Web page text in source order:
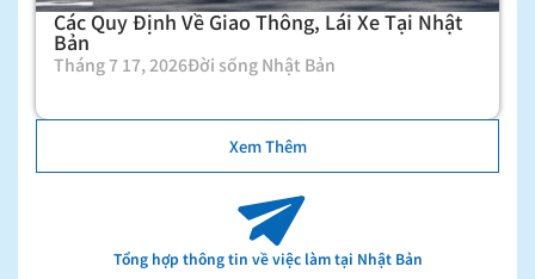
Các Quy Định Về Giao Thông, Lái Xe Tại Nhật
Bản
Tháng 7 17, 2026Đời sống Nhật Bản
Xem Thêm
Tổng hợp thông tin về việc làm tại Nhật Bản